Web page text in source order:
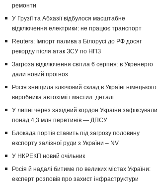
ремонти
У Грузії та Абхазії відбулося масштабне
відключення електрики: не працює транспорт
Reuters: Імпорт палива з Білорусі до РФ досяг
рекорду після атак ЗСУ по НПЗ
Загроза відключення світла 6 серпня: в Укренерго
дали новий прогноз
Росія знищила ключовий склад в Україні німецького
виробника автохімії і мастил: деталі
У липні через західний кордон України зафіксували
понад 4,3 млн перетинів — ДПСУ
Блокада портів ставить під загрозу половину
експорту залізної руди з України – NV
У НКРЕКП новий очільник
Росія й надалі битиме по великих містах України:
експерт розповів про захист інфраструктури